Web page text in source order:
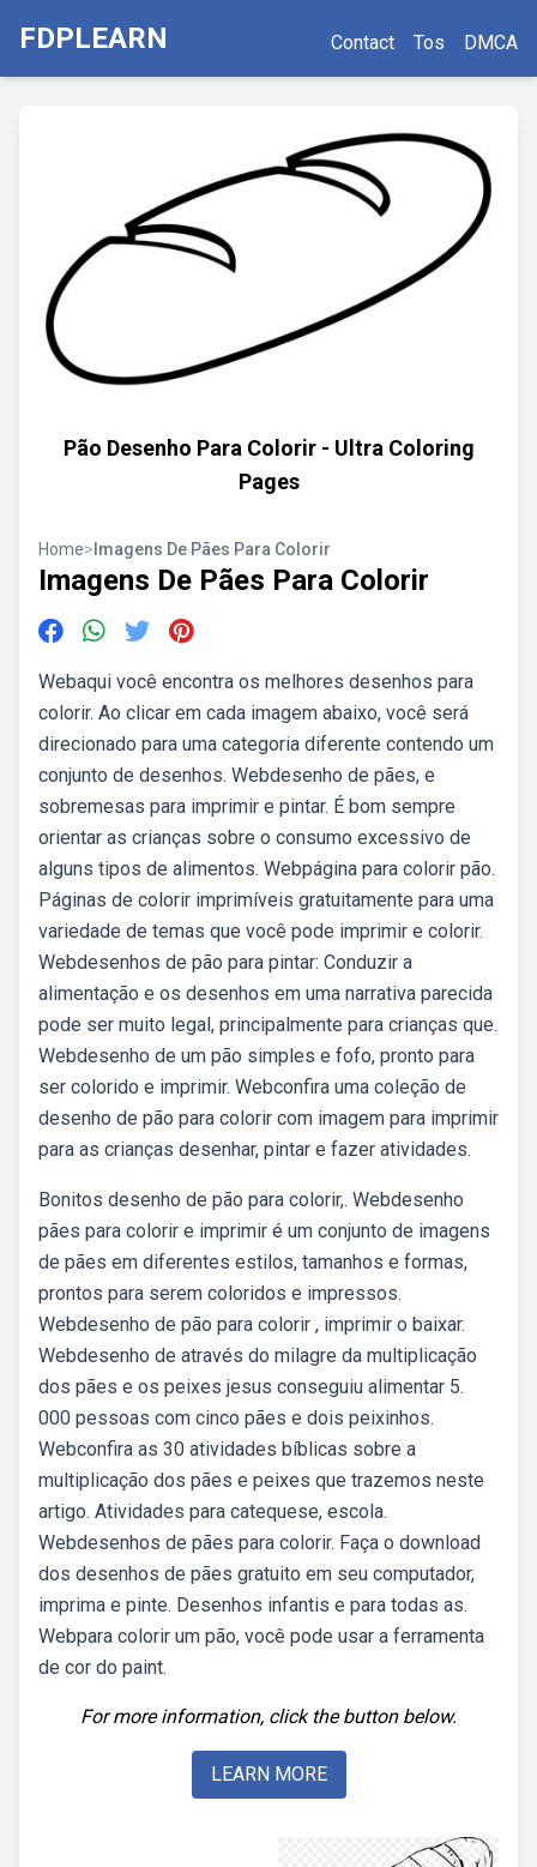
FDPLEARN Contact Tos DMCA
Pão Desenho Para Colorir - Ultra Coloring
Pages
Home> Imagens De Pães Para Colorir
Imagens De Pães Para Colorir
Webaqui você encontra os melhores desenhos para
colorir. Ao clicar em cada imagem abaixo, você será
direcionado para uma categoria diferente contendo um
conjunto de desenhos. Webdesenho de pães, e
sobremesas para imprimir e pintar. É bom sempre
orientar as crianças sobre o consumo excessivo de
alguns tipos de alimentos. Webpágina para colorir pão.
Páginas de colorir imprimíveis gratuitamente para uma
variedade de temas que você pode imprimir e colorir.
Webdesenhos de pão para pintar: Conduzir a
alimentação e os desenhos em uma narrativa parecida
pode ser muito legal, principalmente para crianças que.
Webdesenho de um pão simples e fofo, pronto para
ser colorido e imprimir. Webconfira uma coleção de
desenho de pão para colorir com imagem para imprimir
para as crianças desenhar, pintar e fazer atividades.
Bonitos desenho de pão para colorir,. Webdesenho
pães para colorir e imprimir é um conjunto de imagens
de pães em diferentes estilos, tamanhos e formas,
prontos para serem coloridos e impressos.
Webdesenho de pão para colorir , imprimir o baixar.
Webdesenho de através do milagre da multiplicação
dos pães e os peixes jesus conseguiu alimentar 5.
000 pessoas com cinco pães e dois peixinhos.
Webconfira as 30 atividades bíblicas sobre a
multiplicação dos pães e peixes que trazemos neste
artigo. Atividades para catequese, escola.
Webdesenhos de pães para colorir. Faça o download
dos desenhos de pães gratuito em seu computador,
imprima e pinte. Desenhos infantis e para todas as.
Webpara colorir um pão, você pode usar a ferramenta
de cor do paint.
For more information, click the button below.
LEARN MORE